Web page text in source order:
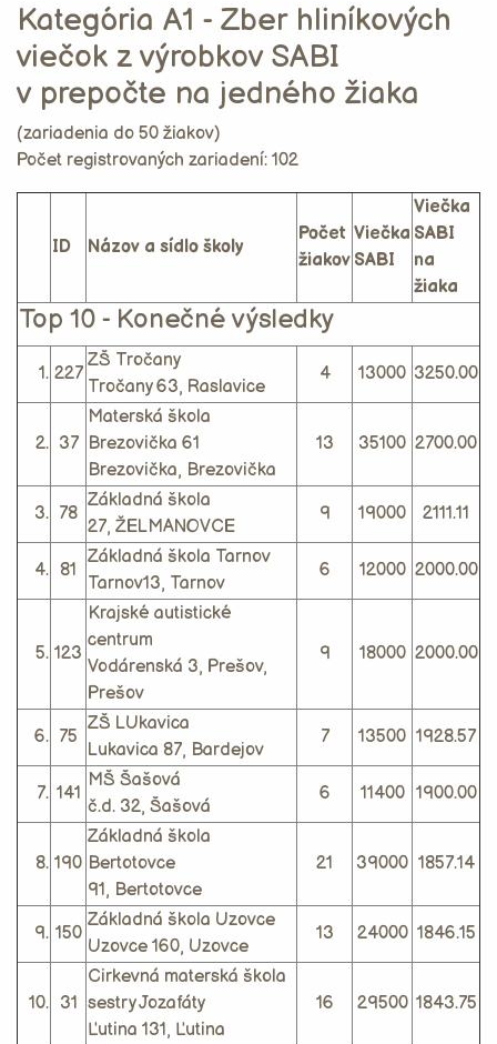
Kategória A1 - Zber hliníkových
viečok z výrobkov SABI
v prepočte na jedného žiaka
(zariadenia do 50 žiakov)
Počet registrovaných zariadení: 102
ID Názov a sídlo školy
Počet
žiakov
Viečka
SABI
Viečka
SABI
na
žiaka
Top 10 - Konečné výsledky
1. 227
ZŠ Tročany
Tročany 63, Raslavice
4 13000 3250.00
2. 37
Materská škola
Brezovička 61
Brezovička, Brezovička
13 35100 2700.00
3. 78
Základná škola
27, ŽELMANOVCE
9 19000 2111.11
4. 81
Základná škola Tarnov
Tarnov13, Tarnov
6 12000 2000.00
5. 123
Krajské autistické
centrum
Vodárenská 3, Prešov,
Prešov
9 18000 2000.00
6. 75
ZŠ LUkavica
Lukavica 87, Bardejov
7 13500 1928.57
7. 141
MŠ Šašová
č.d. 32, Šašová
6 11400 1900.00
8. 190
Základná škola
Bertotovce
91, Bertotovce
21 39000 1857.14
9. 150
Základná škola Uzovce
Uzovce 160, Uzovce
13 24000 1846.15
10. 31
Cirkevná materská škola
sestry Jozafáty
Ľutina 131, Ľutina
16 29500 1843.75